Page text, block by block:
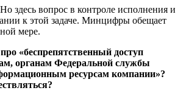
здесь вопрос в контроле исполнения и
к этой задаче. Минцифры обещает
мере.
«беспрепятственный доступ
органам Федеральной службы
ресурсам компании»?